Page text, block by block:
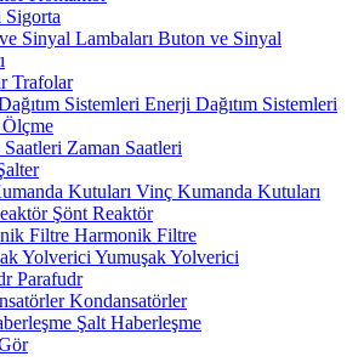
Sigorta
Buton ve Sinyal
Trafolar
Enerji Dağıtım Sistemleri
Ölçme
Zaman Saatleri
Vinç Kumanda Kutuları
Şönt Reaktör
Harmonik Filtre
Yumuşak Yolverici
Parafudr
Kondansatörler
Şalt Haberleşme